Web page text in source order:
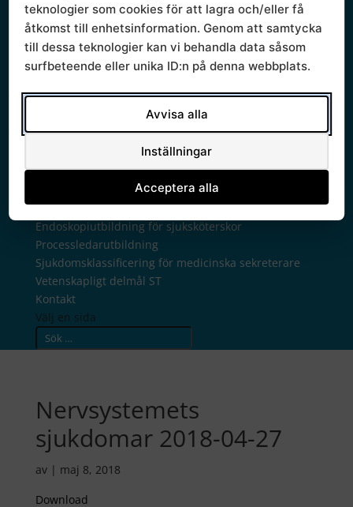
RSG, samverkansgrupper
RSG forskning och life science
RSG hälsodata
RSG läkemedel
RSG patientsäkerhet
RSG stöd för utveckling
Nationell högspecialiserad vård
Samarbete för bättre vård
Projekt
Råd och arbetsgrupper
Utbildning
Endoskopiutbildning för sjuksköterskor
Processledarutbildning
Sjukdomsklassificering för medicinska sekreterare
Vetenskapligt delmål ST
Kontakt
Välj en sida
Nervsystemets
sjukdomar 2018-04-27
av | maj 8, 2018
Download
teknologier som cookies för att lagra och/eller få
åtkomst till enhetsinformation. Genom att samtycka
till dessa teknologier kan vi behandla data såsom
surfbeteende eller unika ID:n på denna webbplats.
Avvisa alla
Inställningar
Acceptera alla